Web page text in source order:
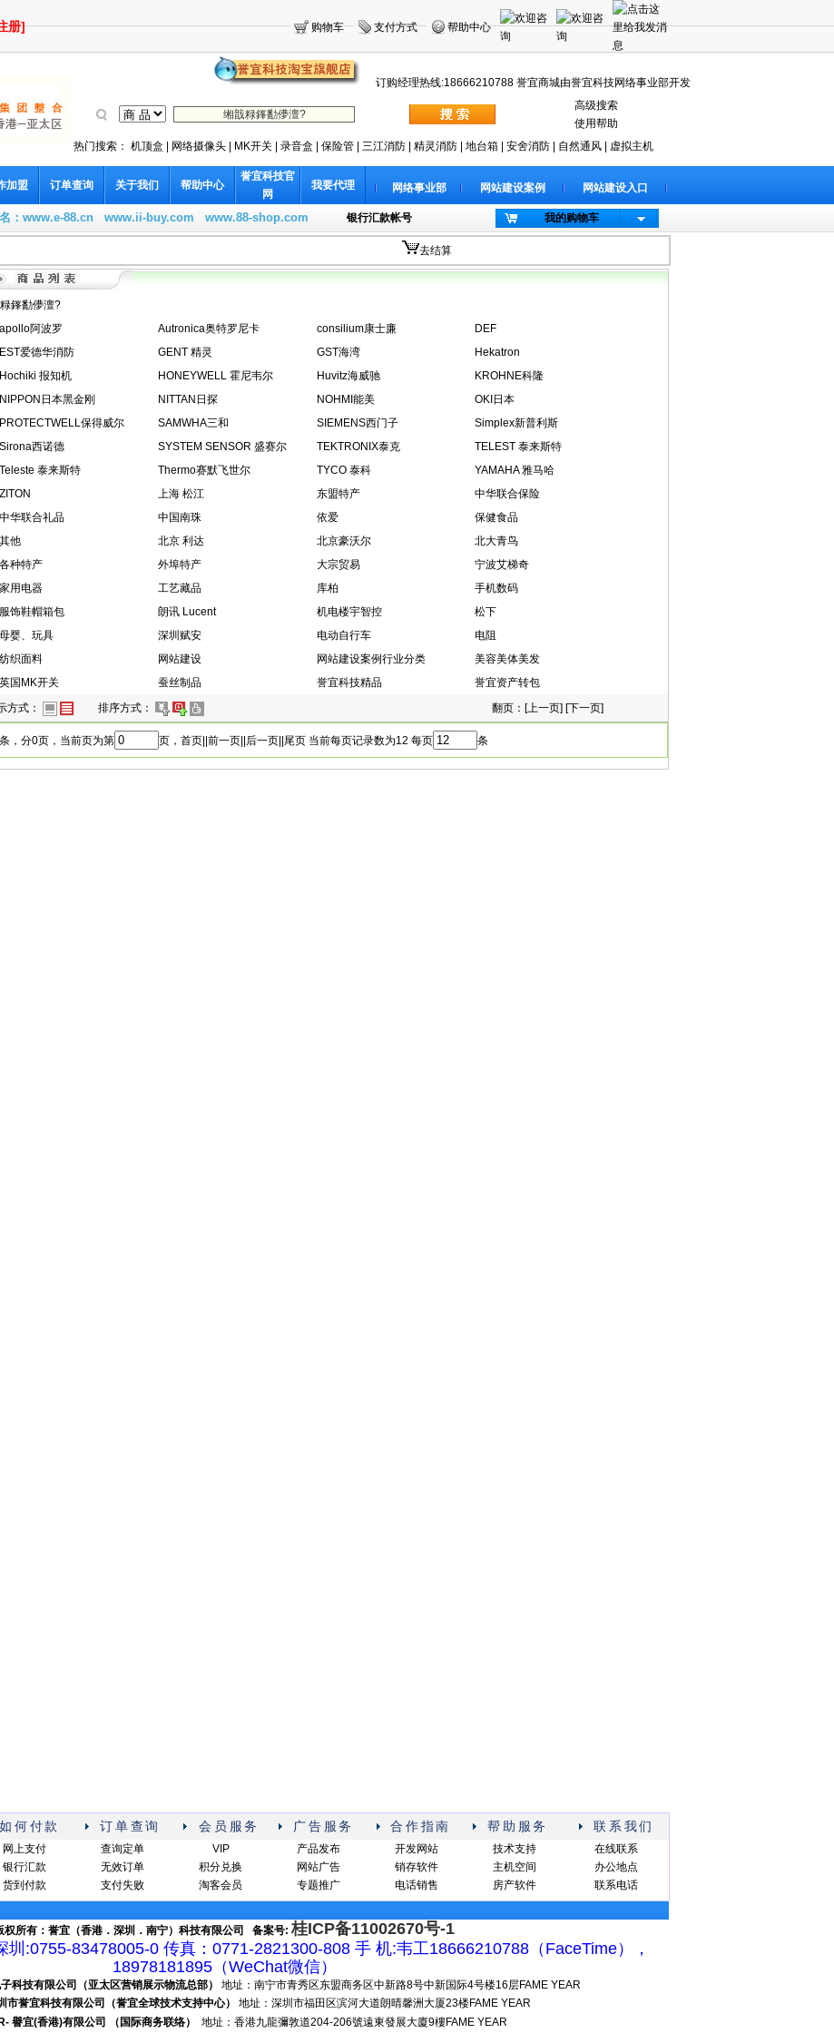
册] 购物车 支付方式 帮助中心
订购经理热线:18666210788 誉宜商城由誉宜科技网络事业部开发
高级搜索
使用帮助
热门搜索： 机顶盒 网络摄像头 MK开关 录音盒 保险管 三江消防 精灵消防 地台箱 安舍消防 自然通风 虚拟主机
加盟 订单查询 关于我们 帮助中心
誉宜科技官
网
我要代理 网络事业部 网站建设案例 网站建设入口
： www.e-88.cn www.ii-buy.com www.88-shop.com 银行汇款帐号 我的购物车
去结算
鎽勫儚澶?
apollo阿波罗
Autronica奥特罗尼卡 consilium康士廉
DEF
EST爱德华消防
GENT 精灵 GST海湾
Hekatron
Hochiki 报知机
HONEYWELL 霍尼韦尔 Huvitz海威驰
KROHNE科隆
NIPPON日本黑金刚
NITTAN日探 NOHMI能美
OKI日本
PROTECTWELL保得威尔
SAMWHA三和 SIEMENS西门子
Simplex新普利斯
Sirona西诺德
SYSTEM SENSOR 盛赛尔 TEKTRONIX泰克
TELEST 泰来斯特
Teleste 泰来斯特
Thermo赛默飞世尔 TYCO 泰科
YAMAHA 雅马哈
ZITON
上海 松江 东盟特产
中华联合保险
中华联合礼品
中国南珠 依爱
保健食品
其他
北京 利达 北京豪沃尔
北大青鸟
各种特产
外埠特产 大宗贸易
宁波艾梯奇
家用电器
工艺藏品 库柏
手机数码
服饰鞋帽箱包
朗讯 Lucent 机电楼宇智控
松下
母婴、玩具
深圳赋安 电动自行车
电阻
纺织面料
网站建设 网站建设案例行业分类
美容美体美发
英国MK开关
蚕丝制品 誉宜科技精品
誉宜资产转包
方式：
排序方式： 翻页：[上一页] [下一页]
，分0页，当前页为第 页，首页||前一页||后一页||尾页 当前每页记录数为12 每页 条
如何付款 订单查询 会员服务 广告服务 合作指南 帮助服务 联系我们
网上支付
银行汇款
货到付款
查询定单
无效订单
支付失败
VIP
积分兑换
淘客会员
产品发布
网站广告
专题推广
开发网站
销存软件
电话销售
技术支持
主机空间
房产软件
在线联系
办公地点
联系电话
权所有：誉宜（香港．深圳．南宁）科技有限公司 备案号:桂ICP备11002670号-1
:0755-83478005-0 传真：0771-2821300-808 手 机:韦工18666210788（FaceTime），
18978181895（WeChat微信）
科技有限公司（亚太区营销展示物流总部）
地址：南宁市青秀区东盟商务区中新路8号中新国际4号楼16层FAME YEAR
市誉宜科技有限公司（誉宜全球技术支持中心）
地址：深圳市福田区滨河大道朗晴馨洲大厦23楼FAME YEAR
譽宜(香港)有限公司 （国际商务联络）
地址：香港九龍彌敦道204-206號遠東發展大廈9樓FAME YEAR